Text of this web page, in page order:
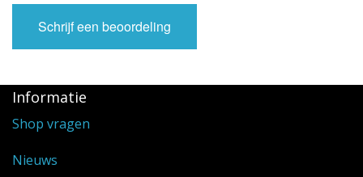
Schrijf een beoordeling
Informatie
Shop vragen
Nieuws